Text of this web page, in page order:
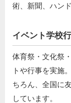
術、新聞、ハン
イベント学校
体育祭・文化祭
トや行事を実施
ちろん、全国に
しています。